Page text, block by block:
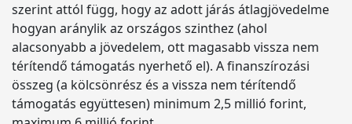
szerint attól függ, hogy az adott járás átlagjövedelme
hogyan aránylik az országos szinthez (ahol
alacsonyabb a jövedelem, ott magasabb vissza nem
térítendő támogatás nyerhető el). A finanszírozási
összeg (a kölcsönrész és a vissza nem térítendő
támogatás együttesen) minimum 2,5 millió forint,